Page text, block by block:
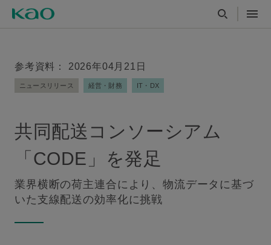
参考資料： 2026年04月21日
ニュースリリース 経営・財務 IT・DX
共同配送コンソーシアム
「CODE」を発足
業界横断の荷主連合により、物流データに基づ
いた支線配送の効率化に挑戦